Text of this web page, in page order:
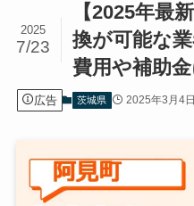
【2025年最
換が可能な
費用や補助
2025
7/23
広告 茨城県 2025年3月4日